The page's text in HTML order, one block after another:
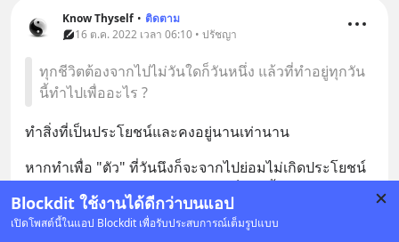
Blockdit ใช้งานได้ดีกว่าบนแอป
เปิดโพสต์นี้ในแอป Blockdit เพื่อรับประสบการณ์เต็มรูปแบบ
Know Thyself • ติดตาม
16 ต.ค. 2022 เวลา 06:10 • ปรัชญา
ทุกชีวิตต้องจากไปไม่วันใดก็วันหนึ่ง แล้วที่ทำอยู่ทุกวัน
นี้ทำไปเพื่ออะไร ?
ทำสิ่งที่เป็นประโยชน์และคงอยู่นานเท่านาน
หากทำเพื่อ "ตัว" ที่วันนึงก็จะจากไปย่อมไม่เกิดประโยชน์
เสียแรงเปล่าด้วย... ดูเพิ่มเติม